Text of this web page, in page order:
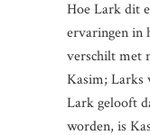
Hoe Lark dit
ervaringen in
verschilt met
Kasim; Larks
Lark gelooft
worden, is